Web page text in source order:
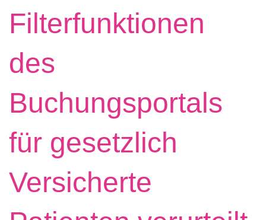
Filterfunktionen
des
Buchungsportals
für gesetzlich
Versicherte